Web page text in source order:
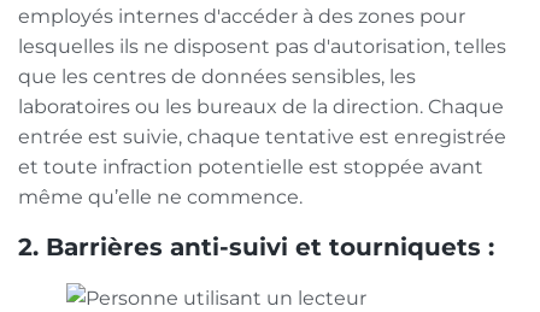
employés internes d'accéder à des zones pour
lesquelles ils ne disposent pas d'autorisation, telles
que les centres de données sensibles, les
laboratoires ou les bureaux de la direction. Chaque
entrée est suivie, chaque tentative est enregistrée
et toute infraction potentielle est stoppée avant
même qu’elle ne commence.
2. Barrières anti-suivi et tourniquets :